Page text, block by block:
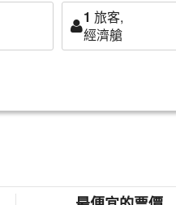
1 旅客,
經濟艙